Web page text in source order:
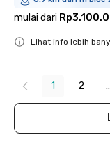
mulai dari
Lihat info lebih
1 2